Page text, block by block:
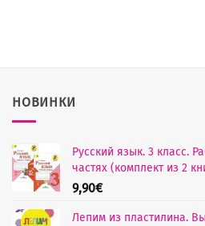
НОВИНКИ
Русский язык. 3 класс.
частях (комплект из 2
9,90€
Лепим из пластилина.